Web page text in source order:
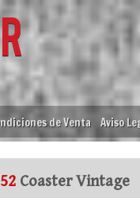
de Venta Aviso
Coaster Vintage